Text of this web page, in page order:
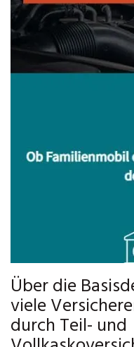
Über die
viele
durch Teil- und